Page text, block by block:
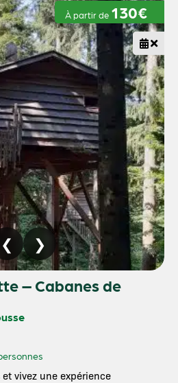
À partir de 130€
– Cabanes de
vivez une expérience